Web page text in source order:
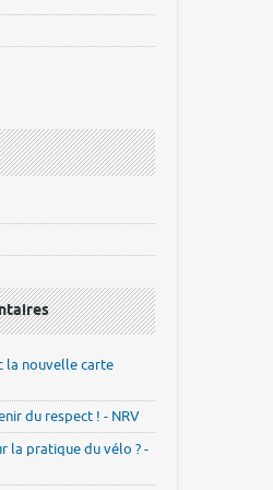
la nouvelle carte
du respect ! - NRV
la pratique du vélo ? -